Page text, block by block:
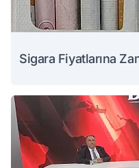
Sigara Fiyatlarına